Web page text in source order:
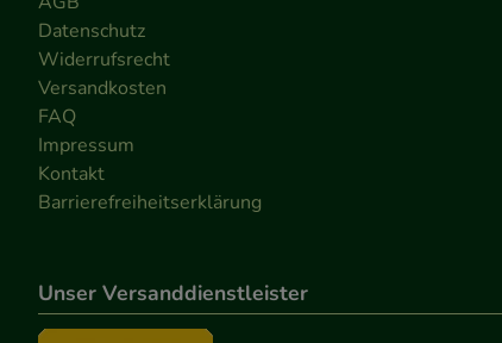
Datenschutz
Widerrufsrecht
Versandkosten
FAQ
Impressum
Kontakt
Barrierefreiheitserklärung
Unser Versanddienstleister